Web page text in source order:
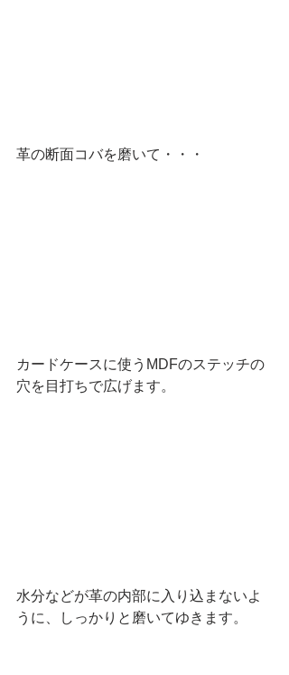
革の断面コバを磨いて・・・
カードケースに使うMDFのステッチの
穴を目打ちで広げます。
水分などが革の内部に入り込まないよ
うに、しっかりと磨いてゆきます。